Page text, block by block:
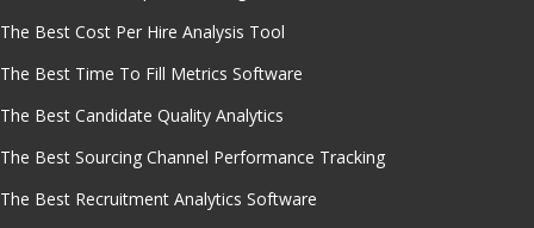
The Best Cost Per Hire Analysis Tool
The Best Time To Fill Metrics Software
The Best Candidate Quality Analytics
The Best Sourcing Channel Performance Tracking
The Best Recruitment Analytics Software